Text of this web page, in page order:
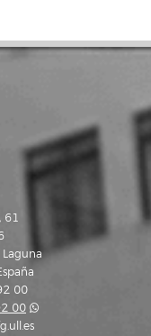
61
Laguna
00
00